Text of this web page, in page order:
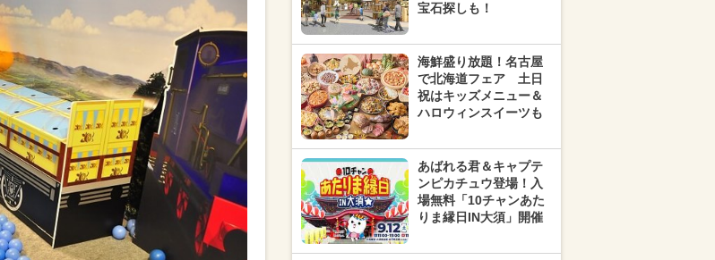
宝石探しも！
海鮮盛り放題！名古屋
で北海道フェア 土日
祝はキッズメニュー＆
ハロウィンスイーツも
あばれる君＆キャプテ
ンピカチュウ登場！入
場無料「10チャンあた
りま縁日IN大須」開催